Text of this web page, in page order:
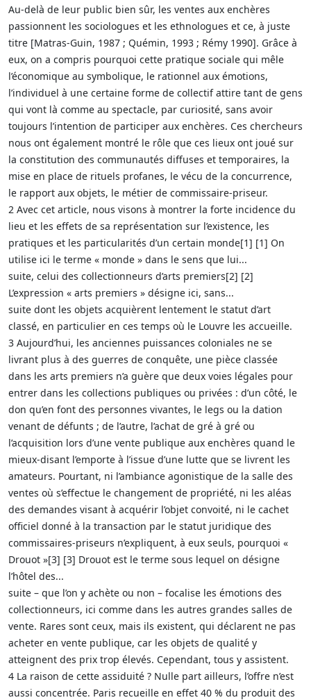
Au-delà de leur public bien sûr, les ventes aux enchères
passionnent les sociologues et les ethnologues et ce, à juste
titre [Matras-Guin, 1987 ; Quémin, 1993 ; Rémy 1990]. Grâce à
eux, on a compris pourquoi cette pratique sociale qui mêle
l’économique au symbolique, le rationnel aux émotions,
l’individuel à une certaine forme de collectif attire tant de gens
qui vont là comme au spectacle, par curiosité, sans avoir
toujours l’intention de participer aux enchères. Ces chercheurs
nous ont également montré le rôle que ces lieux ont joué sur
la constitution des communautés diffuses et temporaires, la
mise en place de rituels profanes, le vécu de la concurrence,
le rapport aux objets, le métier de commissaire-priseur.
2 Avec cet article, nous visons à montrer la forte incidence du
lieu et les effets de sa représentation sur l’existence, les
pratiques et les particularités d’un certain monde[1] [1] On
utilise ici le terme « monde » dans le sens que lui...
suite, celui des collectionneurs d’arts premiers[2] [2]
L’expression « arts premiers » désigne ici, sans...
suite dont les objets acquièrent lentement le statut d’art
classé, en particulier en ces temps où le Louvre les accueille.
3 Aujourd’hui, les anciennes puissances coloniales ne se
livrant plus à des guerres de conquête, une pièce classée
dans les arts premiers n’a guère que deux voies légales pour
entrer dans les collections publiques ou privées : d’un côté, le
don qu’en font des personnes vivantes, le legs ou la dation
venant de défunts ; de l’autre, l’achat de gré à gré ou
l’acquisition lors d’une vente publique aux enchères quand le
mieux-disant l’emporte à l’issue d’une lutte que se livrent les
amateurs. Pourtant, ni l’ambiance agonistique de la salle des
ventes où s’effectue le changement de propriété, ni les aléas
des demandes visant à acquérir l’objet convoité, ni le cachet
officiel donné à la transaction par le statut juridique des
commissaires-priseurs n’expliquent, à eux seuls, pourquoi «
Drouot »[3] [3] Drouot est le terme sous lequel on désigne
l’hôtel des...
suite – que l’on y achète ou non – focalise les émotions des
collectionneurs, ici comme dans les autres grandes salles de
vente. Rares sont ceux, mais ils existent, qui déclarent ne pas
acheter en vente publique, car les objets de qualité y
atteignent des prix trop élevés. Cependant, tous y assistent.
4 La raison de cette assiduité ? Nulle part ailleurs, l’offre n’est
aussi concentrée. Paris recueille en effet 40 % du produit des